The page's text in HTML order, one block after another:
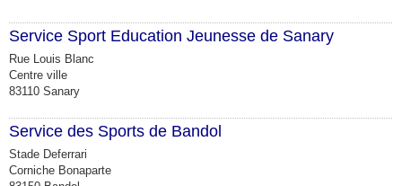
Service Sport Education Jeunesse de Sanary
Rue Louis Blanc
Centre ville
83110 Sanary
Service des Sports de Bandol
Stade Deferrari
Corniche Bonaparte